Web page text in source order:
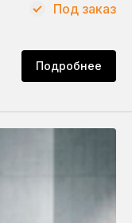
Подробнее
Под заказ